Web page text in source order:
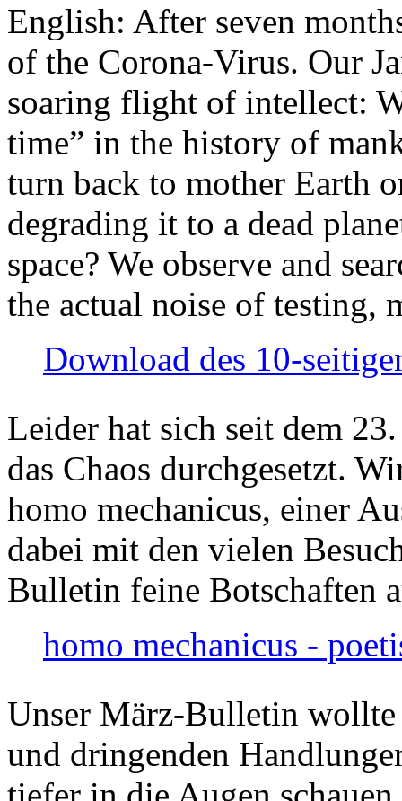
English: After seven
of the Corona-Virus. Our
soaring flight of intellect:
time” in the history of
turn back to mother Earth
degrading it to a dead
space? We observe and
the actual noise of testing,
Download des 10-
Leider hat sich seit dem
das Chaos durchgesetzt.
homo mechanicus, einer
dabei mit den vielen
Bulletin feine Botschaften
homo mechanicus -
Unser März-Bulletin
und dringenden